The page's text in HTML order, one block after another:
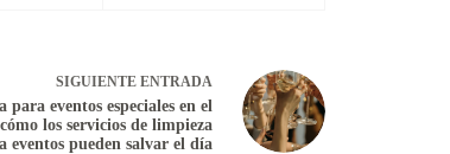
SIGUIENTE ENTRADA
para eventos especiales en el
los servicios de limpieza
eventos pueden salvar el día